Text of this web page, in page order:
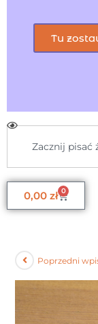
Tu
0,00 zł 0
Poprzedni